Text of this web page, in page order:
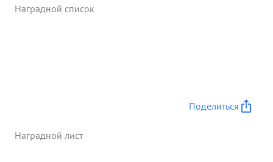
Наградной список
Поделиться
Наградной лист